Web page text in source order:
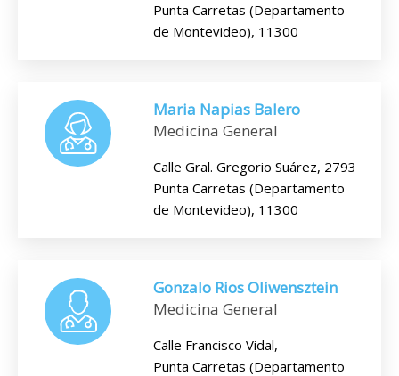
Punta Carretas (Departamento
de Montevideo), 11300
Maria Napias Balero
Medicina General
Calle Gral. Gregorio Suárez, 2793
Punta Carretas (Departamento
de Montevideo), 11300
Gonzalo Rios Oliwensztein
Medicina General
Calle Francisco Vidal,
Punta Carretas (Departamento